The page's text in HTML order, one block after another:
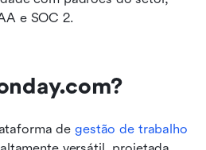
e SOC 2.
de gestão de trabalho